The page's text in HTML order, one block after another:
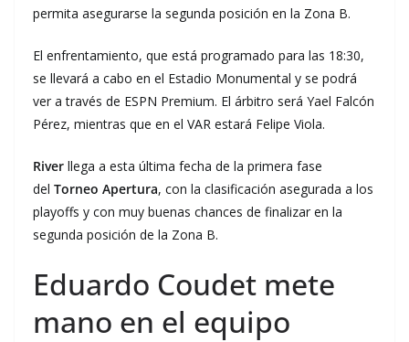
permita asegurarse la segunda posición en la Zona B.
El enfrentamiento, que está programado para las 18:30,
se llevará a cabo en el Estadio Monumental y se podrá
ver a través de ESPN Premium. El árbitro será Yael Falcón
Pérez, mientras que en el VAR estará Felipe Viola.
River llega a esta última fecha de la primera fase
del Torneo Apertura, con la clasificación asegurada a los
playoffs y con muy buenas chances de finalizar en la
segunda posición de la Zona B.
Eduardo Coudet mete
mano en el equipo